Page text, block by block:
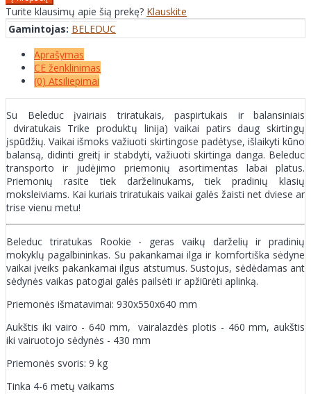
Turite klausimų apie šią prekę? Klauskite
Gamintojas: BELEDUC
Aprašymas
CE ženklinimas
(0) Atsiliepimai
Su Beleduc įvairiais triratukais, paspirtukais ir balansiniais
dviratukais Trike produktų linija) vaikai patirs daug skirtingų
įspūdžių. Vaikai išmoks važiuoti skirtingose padėtyse, išlaikyti kūno
balansą, didinti greitį ir stabdyti, važiuoti skirtinga danga. Beleduc
transporto ir judėjimo priemonių asortimentas labai platus.
Priemonių rasite tiek darželinukams, tiek pradinių klasių
moksleiviams. Kai kuriais triratukais vaikai galės žaisti net dviese ar
trise vienu metu!
Beleduc triratukas Rookie - geras vaikų darželių ir pradinių
mokyklų pagalbininkas. Su pakankamai ilga ir komfortiška sėdyne
vaikai įveiks pakankamai ilgus atstumus. Sustojus, sėdėdamas ant
sėdynės vaikas patogiai galės pailsėti ir apžiūrėti aplinką.
Priemonės išmatavimai: 930x550x640 mm
Aukštis iki vairo - 640 mm, vairalazdės plotis - 460 mm, aukštis
iki vairuotojo sėdynės - 430 mm
Priemonės svoris: 9 kg
Tinka 4-6 metų vaikams